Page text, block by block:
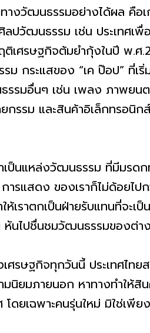
ธรรมอย่างได้ผล คือเกาห
ปวัฒนธรรม เช่น ประเทศเ
เศรษฐกิจต้มยำกุ้งในปี พ.ศ
กระแสของ “เค ป๊อป” ที่เ
รมอื่นๆ เช่น เพลง ภาพยน
กรรม และสินค้าอิเล็กทรอนิ
ล่งวัฒนธรรม ที่มีมรดกทา
รแสดง ของเราก็ไม่ด้อยไป
เราตกเป็นฝ่ายรับแทนที่จะ
นไปชื่นชมวัฒนธรรมของต่า
ทุกวันนี้ ประเทศไทยสมค
นิยมภายนอก หาทางทำให้
ดยเฉพาะคนรุ่นใหม่ มิใช่เพีย